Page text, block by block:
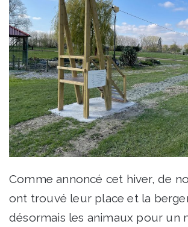
Comme annoncé cet hiver, de
ont trouvé leur place et la
désormais les animaux pour un